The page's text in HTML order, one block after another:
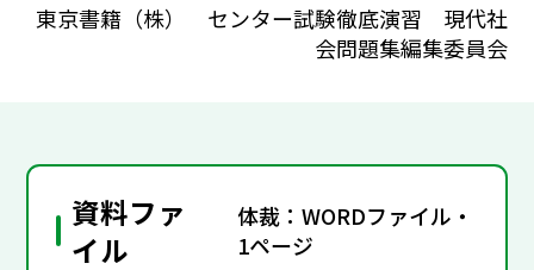
東京書籍（株） センター試験徹底演習 現代社
会問題集編集委員会
資料ファ
イル
体裁：WORDファイル・
1ページ